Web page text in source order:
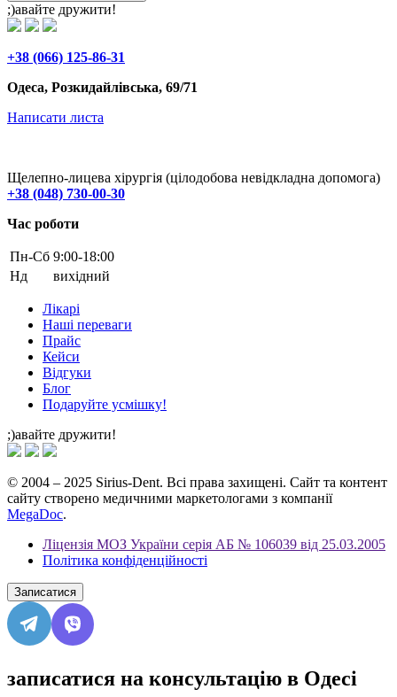
;)авайте дружити!
+38 (066) 125-86-31
Одеса, Розкидайлівська, 69/71
Написати листа
Щелепно-лицева хірургія (цілодобова невідкладна допомога)
+38 (048) 730-00-30
Час роботи
Пн-Cб 9:00-18:00
Нд
вихідний
Лікарі
Наші переваги
Прайс
Кейси
Відгуки
Блог
Подаруйте усмішку!
;)авайте дружити!
© 2004 – 2025 Sirius-Dent. Всі права захищені. Сайт та контент
сайту створено медичними маркетологами з компанії
MegaDoc.
Ліцензія МОЗ України серія АБ № 106039 від 25.03.2005
Політика конфіденційності
Записатися
записатися на консультацію в Одесі